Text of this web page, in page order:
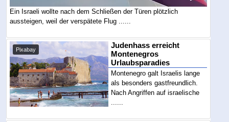
Ein Israeli wollte nach dem Schließen der Türen plötzlich
aussteigen, weil der verspätete Flug ......
Pixabay
Judenhass erreicht
Montenegros
Urlaubsparadies
Montenegro galt Israelis lange
als besonders gastfreundlich.
Nach Angriffen auf israelische